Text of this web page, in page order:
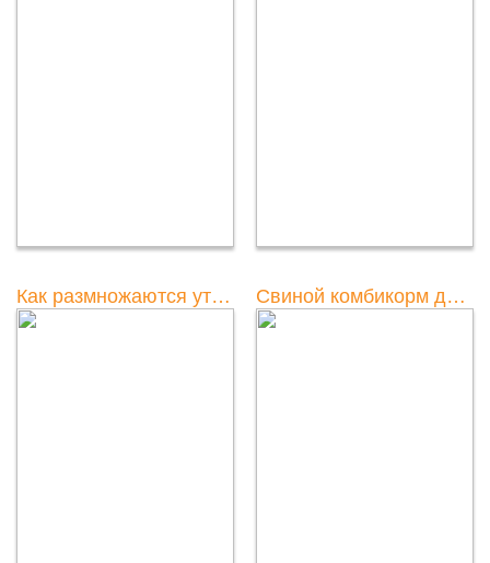
Как размножаются утки видео: детальный обзор и наблюдение за процессом Свиной комбикорм для уток: информация о составе и применении